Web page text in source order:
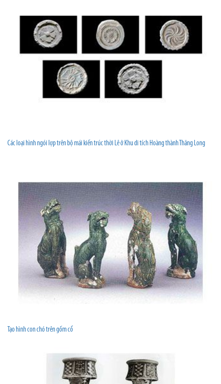
Các loại hình ngói lợp trên bộ mái kiến trúc thời Lê ở Khu di tích Hoàng thành Thăng Long
Tạo hình con chó trên gốm cổ